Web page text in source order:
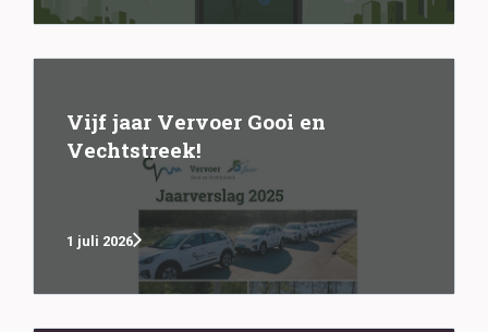
Vijf jaar Vervoer Gooi en
Vechtstreek!
1 juli 2026